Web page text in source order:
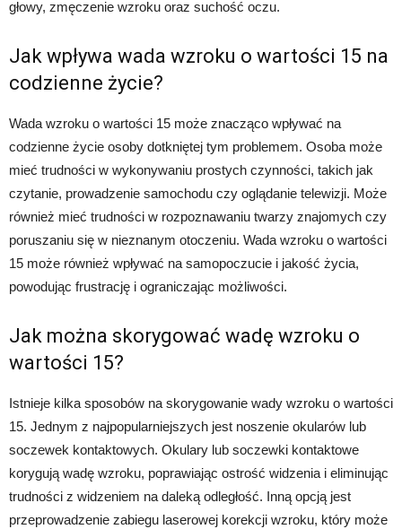
głowy, zmęczenie wzroku oraz suchość oczu.
Jak wpływa wada wzroku o wartości 15 na
codzienne życie?
Wada wzroku o wartości 15 może znacząco wpływać na
codzienne życie osoby dotkniętej tym problemem. Osoba może
mieć trudności w wykonywaniu prostych czynności, takich jak
czytanie, prowadzenie samochodu czy oglądanie telewizji. Może
również mieć trudności w rozpoznawaniu twarzy znajomych czy
poruszaniu się w nieznanym otoczeniu. Wada wzroku o wartości
15 może również wpływać na samopoczucie i jakość życia,
powodując frustrację i ograniczając możliwości.
Jak można skorygować wadę wzroku o
wartości 15?
Istnieje kilka sposobów na skorygowanie wady wzroku o wartości
15. Jednym z najpopularniejszych jest noszenie okularów lub
soczewek kontaktowych. Okulary lub soczewki kontaktowe
korygują wadę wzroku, poprawiając ostrość widzenia i eliminując
trudności z widzeniem na daleką odległość. Inną opcją jest
przeprowadzenie zabiegu laserowej korekcji wzroku, który może